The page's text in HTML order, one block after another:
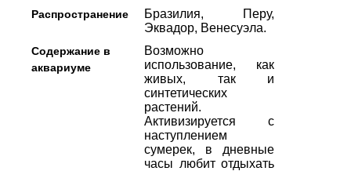
Распространение
Бразилия, Перу,
Эквадор, Венесуэла.
Содержание в
аквариуме
Возможно
использование, как
живых, так и
синтетических
растений.
Активизируется с
наступлением
сумерек, в дневные
часы любит отдыхать